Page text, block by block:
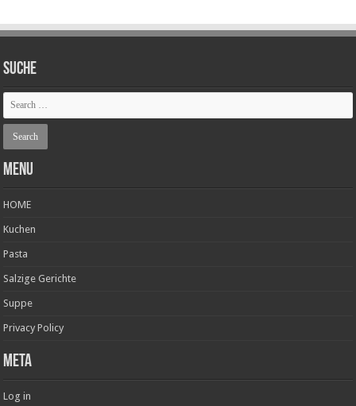
SUCHE
Menu
HOME
Kuchen
Pasta
Salzige Gerichte
Suppe
Privacy Policy
Meta
Log in